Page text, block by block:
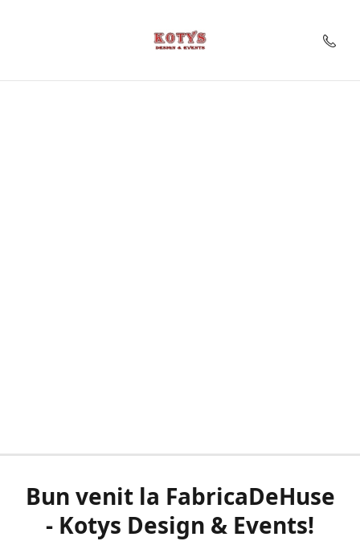
Bun venit la FabricaDeHuse
- Kotys Design & Events!